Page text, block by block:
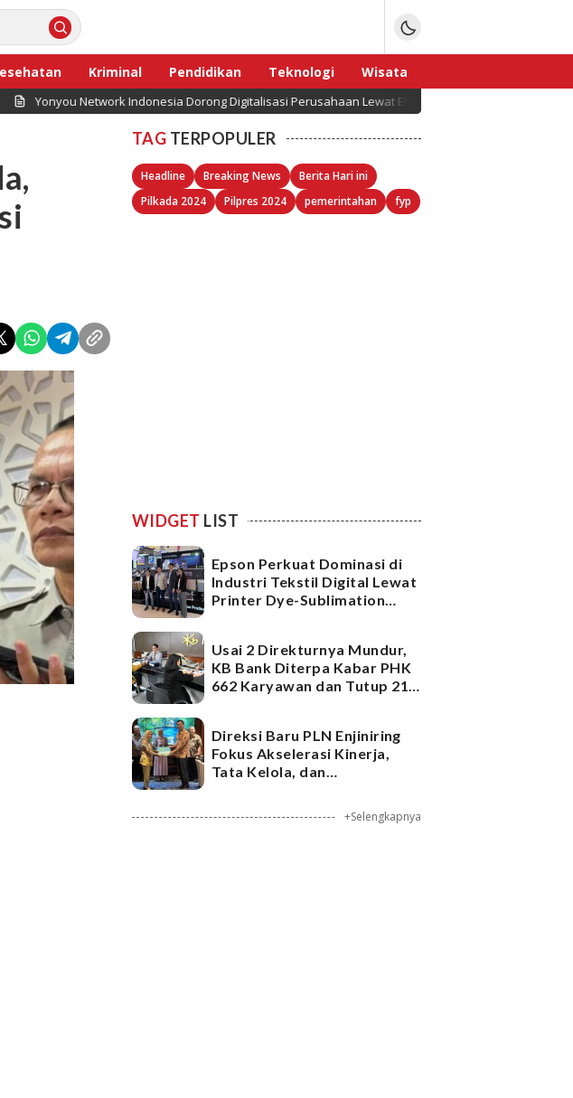
Kriminal Pendidikan Teknologi
Wisata
Sport
Network Indonesia Dorong Digitalisasi Perusahaan Lewat ERP yang Disesuaikan dengan Regulasi
TAG TERPOPULER
Headline Breaking News
Berita Hari ini
Pilkada 2024
Pilpres 2024 pemerintahan fyp
WIDGET LIST
Epson Perkuat Dominasi di
Industri Tekstil Digital Lewat
Printer Dye-Sublimation
Usai 2 Direkturnya Mundur,
KB Bank Diterpa Kabar PHK
662 Karyawan dan Tutup 21
Direksi Baru PLN Enjiniring
Fokus Akselerasi Kinerja,
Tata Kelola, dan
+Selengkapnya